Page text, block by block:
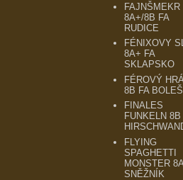
FAJNŠMEKR
8A+/8B FA
RUDICE
FÉNIXOVY
8A+ FA
SKLAPSKO
FÉROVÝ
8B FA
FINALES
FUNKELN 8B
FLYING
SPAGHETTI
MONSTER
SNĚŽNÍK